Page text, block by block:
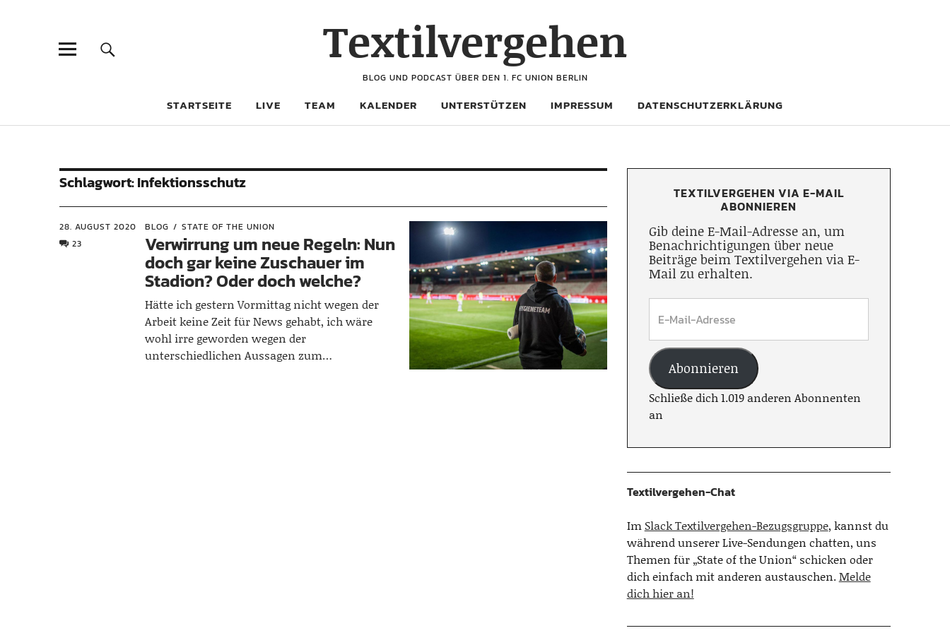
Textilvergehen
BLOG UND PODCAST ÜBER DEN 1. FC UNION BERLIN
STARTSEITE LIVE TEAM KALENDER UNTERSTÜTZEN IMPRESSUM DATENSCHUTZERKLÄRUNG
Schlagwort:Infektionsschutz
28. AUGUST 2020
23
BLOG STATE OF THE UNION
Verwirrung um neue Regeln: Nun
doch gar keine Zuschauer im
Stadion? Oder doch welche?
Hätte ich gestern Vormittag nicht wegen der
Arbeit keine Zeit für News gehabt, ich wäre
wohl irre geworden wegen der
unterschiedlichen Aussagen zum…
TEXTILVERGEHEN VIA E-MAIL
ABONNIEREN
Gib deine E-Mail-Adresse an, um
Benachrichtigungen über neue
Beiträge beim Textilvergehen via E-
Mail zu erhalten.
Abonnieren
Schließe dich 1.019 anderen Abonnenten
an
Textilvergehen-Chat
Im Slack Textilvergehen-Bezugsgruppe, kannst du
während unserer Live-Sendungen chatten, uns
Themen für „State of the Union“ schicken oder
dich einfach mit anderen austauschen.Melde
dich hier an!